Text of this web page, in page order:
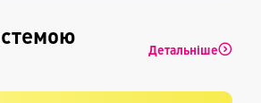
Детальніше